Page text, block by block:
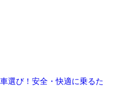
選び！安全・快適に乗るた